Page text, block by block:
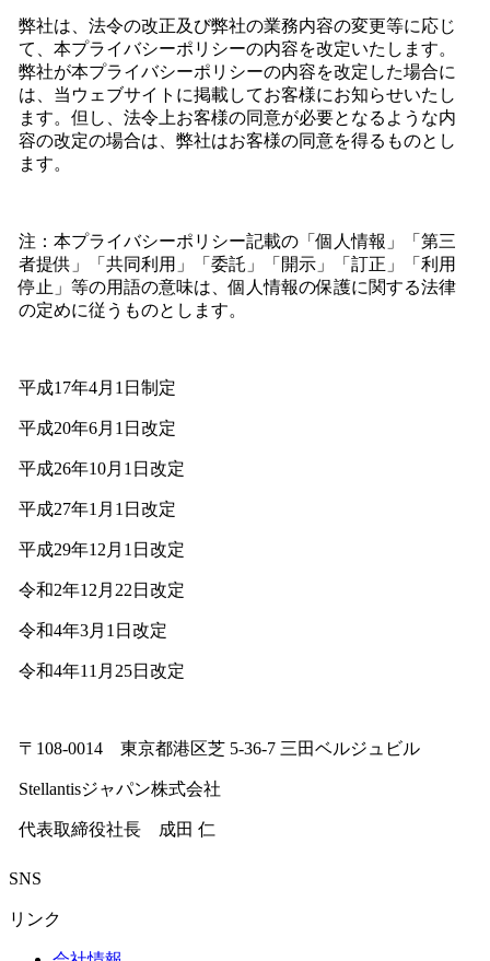
弊社は、法令の改正及び弊社の業務内容の変更等に応じ
て、本プライバシーポリシーの内容を改定いたします。
弊社が本プライバシーポリシーの内容を改定した場合に
は、当ウェブサイトに掲載してお客様にお知らせいたし
ます。但し、法令上お客様の同意が必要となるような内
容の改定の場合は、弊社はお客様の同意を得るものとし
ます。
注：本プライバシーポリシー記載の「個人情報」「第三
者提供」「共同利用」「委託」「開示」「訂正」「利用
停止」等の用語の意味は、個人情報の保護に関する法律
の定めに従うものとします。
平成17年4月1日制定
平成20年6月1日改定
平成26年10月1日改定
平成27年1月1日改定
平成29年12月1日改定
令和2年12月22日改定
令和4年3月1日改定
令和4年11月25日改定
〒108-0014 東京都港区芝 5-36-7 三田ベルジュビル
Stellantisジャパン株式会社
代表取締役社長 成田 仁
SNS
リンク